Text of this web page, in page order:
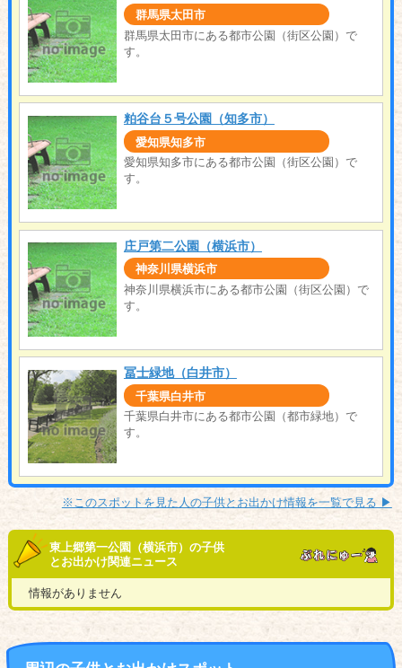
群馬県太田市
群馬県太田市にある都市公園（街区公園）で
す。
粕谷台５号公園（知多市）
愛知県知多市
愛知県知多市にある都市公園（街区公園）で
す。
庄戸第二公園（横浜市）
神奈川県横浜市
神奈川県横浜市にある都市公園（街区公園）で
す。
冨士緑地（白井市）
千葉県白井市
千葉県白井市にある都市公園（都市緑地）で
す。
※このスポットを見た人の子供とお出かけ情報を一覧で見る ▶︎
東上郷第一公園（横浜市）の子供
とお出かけ関連ニュース
情報がありません